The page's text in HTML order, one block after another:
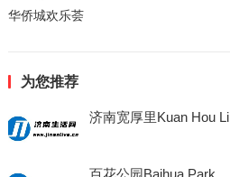
华侨城欢乐荟
为您推荐
济南宽厚里Kuan Hou Li
百花公园Baihua Park